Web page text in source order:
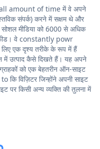
amount of time में वे अपने
संपर्क) करने में सक्षम थे और
मीडिया को 6000 से अधिक
फ़ीड। वे constantly powr
लिए एक दृश्य तरीके के रूप में हैं
में उत्पाद कैसे दिखते हैं। यह अपने
को एक बेहतरीन ऑन-साइट
विज़िटर जिन्होंने अपनी साइट
पर किसी अन्य व्यक्ति की तुलना में